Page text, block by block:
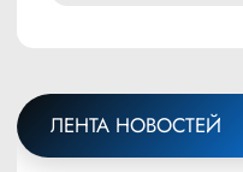
ЛЕНТА НОВОСТЕЙ